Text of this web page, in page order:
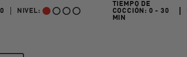
NIVEL:
PRINCIPIANTE
TIEMPO DE
COCCIÓN: 0 - 30
MIN